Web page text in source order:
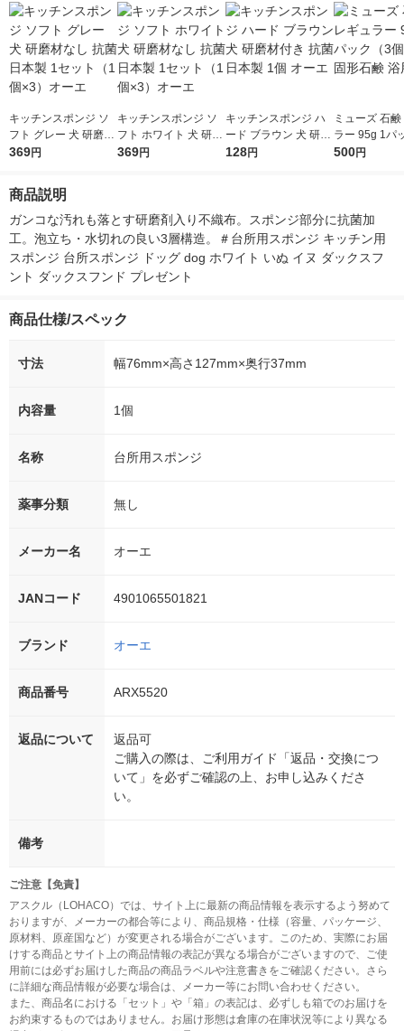
キッチンスポンジ ソ
フト グレー 犬 研磨材
なし 抗菌 日本製 1セ
369円
キッチンスポンジ ソ
フト ホワイト 犬 研磨
材なし 抗菌 日本製 1
369円
キッチンスポンジ ハ
ード ブラウン 犬 研磨
材付き 抗菌 日本製 1
128円
ミューズ 石
ラー 95g 1パ
個入） 固形石
500円
商品説明
ガンコな汚れも落とす研磨剤入り不織布。スポンジ部分に抗菌加
工。泡立ち・水切れの良い3層構造。＃台所用スポンジ キッチン用
スポンジ 台所スポンジ ドッグ dog ホワイト いぬ イヌ ダックスフ
ント ダックスフンド プレゼント
商品仕様/スペック
寸法 幅76mm×高さ127mm×奥行37mm
内容量 1個
名称 台所用スポンジ
薬事分類 無し
メーカー名 オーエ
JANコード 4901065501821
ブランド オーエ
商品番号 ARX5520
返品について
返品可
ご購入の際は、ご利用ガイド「返品・交換につ
いて」を必ずご確認の上、お申し込みくださ
い。
備考
ご注意【免責】
アスクル（LOHACO）では、サイト上に最新の商品情報を表示するよう努めて
おりますが、メーカーの都合等により、商品規格・仕様（容量、パッケージ、
原材料、原産国など）が変更される場合がございます。このため、実際にお届
けする商品とサイト上の商品情報の表記が異なる場合がございますので、ご使
用前には必ずお届けした商品の商品ラベルや注意書きをご確認ください。さら
に詳細な商品情報が必要な場合は、メーカー等にお問い合わせください。
また、商品名における「セット」や「箱」の表記は、必ずしも箱でのお届けを
お約束するものではありません。お届け形態は倉庫の在庫状況等により異なる